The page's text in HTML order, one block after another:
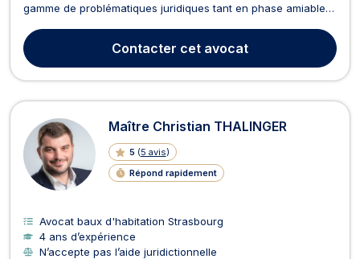
gamme de problématiques juridiques tant en phase amiable
en droit public et en droit privé, essentiellement dans les
domaines suivantes : Droit public : Droi...
Contacter cet avocat
Maître Christian THALINGER
5 (5 avis)
Répond rapidement
Avocat baux d'habitation Strasbourg
4 ans d’expérience
N’accepte pas l’aide juridictionnelle